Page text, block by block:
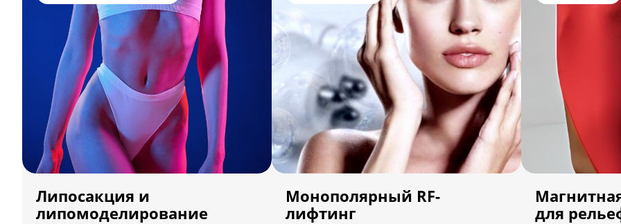
Липосакция и
липомоделирование
Монополярный RF-
лифтинг
для